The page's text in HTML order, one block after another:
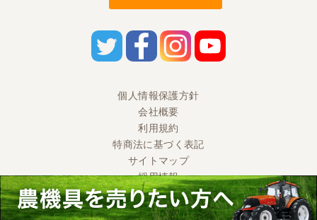
個人情報保護方針
会社概要
利用規約
特商法に基づく表記
サイトマップ
採用情報
Ⓒ 2020 UMM CO., LTD. All Rights Reserved.